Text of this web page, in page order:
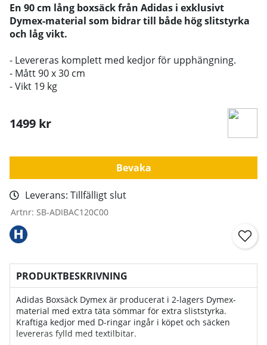
En 90 cm lång boxsäck från Adidas i exklusivt
Dymex-material som bidrar till både hög slitstyrka
och låg vikt.
- Levereras komplett med kedjor för upphängning.
- Mått 90 x 30 cm
- Vikt 19 kg
1499 kr
Bevaka
Leverans: Tillfälligt slut
Artnr: SB-ADIBAC120C00
PRODUKTBESKRIVNING
Adidas Boxsäck Dymex är producerat i 2-lagers Dymex-
material med extra täta sömmar för extra sliststyrka.
Kraftiga kedjor med D-ringar ingår i köpet och säcken
levereras fylld med textilbitar.